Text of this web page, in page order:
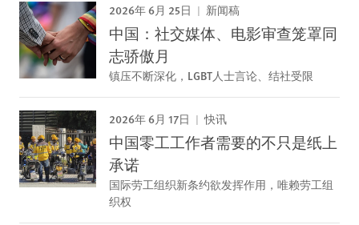
2026年 6月 25日 新闻稿
中国：社交媒体、电影审查笼罩同
志骄傲月
镇压不断深化，LGBT人士言论、结社受限
2026年 6月 17日 快讯
中国零工工作者需要的不只是纸上
承诺
国际劳工组织新条约欲发挥作用，唯赖劳工组
织权